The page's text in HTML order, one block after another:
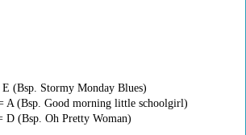
(Bsp. Stormy Monday Blues)
(Bsp. Good morning little schoolgirl)
(Bsp. Oh Pretty Woman)